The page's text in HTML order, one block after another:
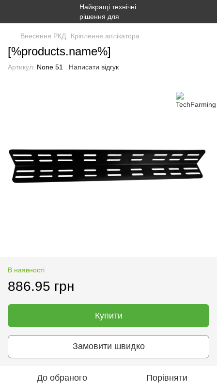
Внесення РКД Кріплення аплікатора
[%products.name%]
Артикул: None 51 Написати відгук
В наявності
886.95 грн
Купити
Замовити швидко
До обраного Порівняти